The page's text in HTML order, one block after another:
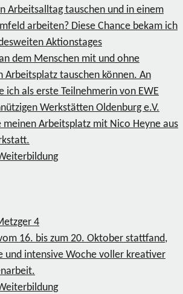
Arbeitsalltag tauschen und in einem
arbeiten? Diese Chance bekam ich
Aktionstages
dem Menschen mit und ohne
Arbeitsplatz tauschen können. An
ich als erste Teilnehmerin von EWE
Werkstätten Oldenburg e.V.
meinen Arbeitsplatz mit Nico Heyne aus
4
16. bis zum 20. Oktober stattfand,
und intensive Woche voller kreativer